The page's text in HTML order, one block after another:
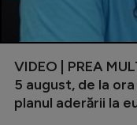
VIDEO | PREA
5 august, de la
planul aderării la